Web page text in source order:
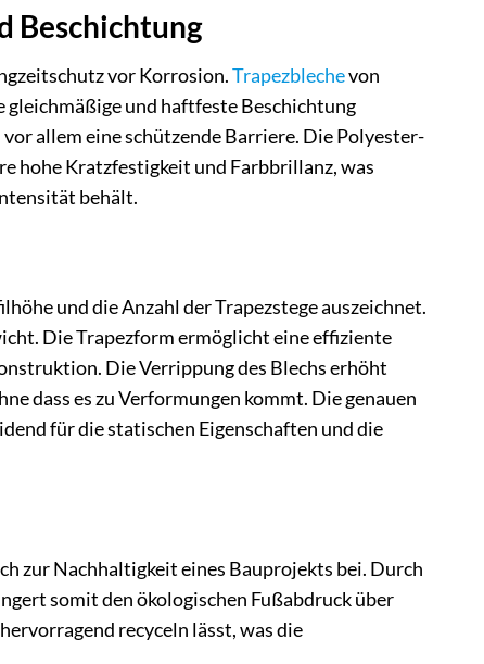
Beschichtung
vor Korrosion.Trapezblechevon
und haftfeste Beschichtung
allem eine schützende Barriere. Die Polyester-
hohe Kratzfestigkeit und Farbbrillanz, was
behält.
und die Anzahl der Trapezstege auszeichnet.
Die Trapezform ermöglicht eine effiziente
Die Verrippung des Blechs erhöht
dass es zu Verformungen kommt. Die genauen
für die statischen Eigenschaften und die
zur Nachhaltigkeit eines Bauprojekts bei. Durch
somit den ökologischen Fußabdruck über
recyceln lässt, was die